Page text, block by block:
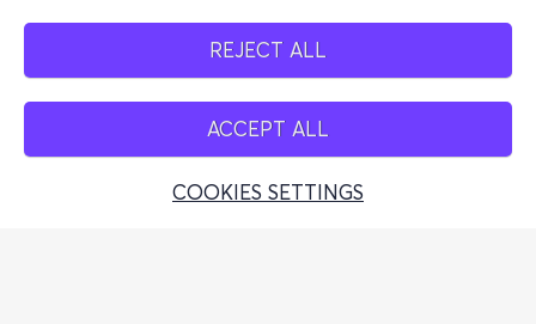
REJECT ALL
ACCEPT ALL
COOKIES SETTINGS